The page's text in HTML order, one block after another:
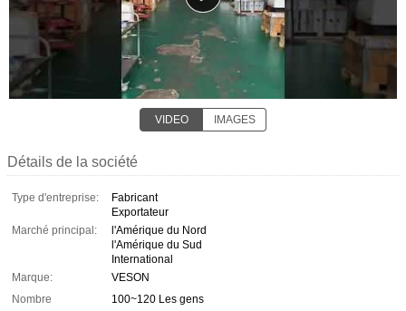
VIDEO IMAGES
Détails de la société
Type d'entreprise:
Fabricant
Exportateur
Marché principal:
l'Amérique du Nord
l'Amérique du Sud
International
Marque:
VESON
Nombre
100~120 Les gens